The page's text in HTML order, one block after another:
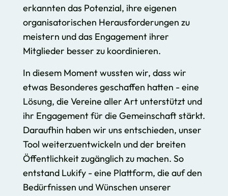
erkannten das Potenzial, ihre eigenen
organisatorischen Herausforderungen zu
meistern und das Engagement ihrer
Mitglieder besser zu koordinieren.
In diesem Moment wussten wir, dass wir
etwas Besonderes geschaffen hatten - eine
Lösung, die Vereine aller Art unterstützt und
ihr Engagement für die Gemeinschaft stärkt.
Daraufhin haben wir uns entschieden, unser
Tool weiterzuentwickeln und der breiten
Öffentlichkeit zugänglich zu machen. So
entstand Lukify - eine Plattform, die auf den
Bedürfnissen und Wünschen unserer